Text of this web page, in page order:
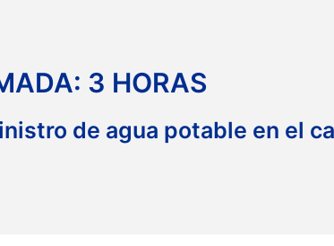
3 HORAS
de agua potable en el